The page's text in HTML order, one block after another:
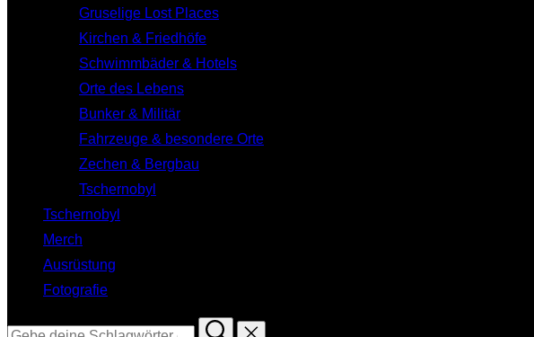
Gruselige Lost Places
Kirchen & Friedhöfe
Schwimmbäder & Hotels
Orte des Lebens
Bunker & Militär
Fahrzeuge & besondere Orte
Zechen & Bergbau
Tschernobyl
Tschernobyl
Merch
Ausrüstung
Fotografie
Suchen